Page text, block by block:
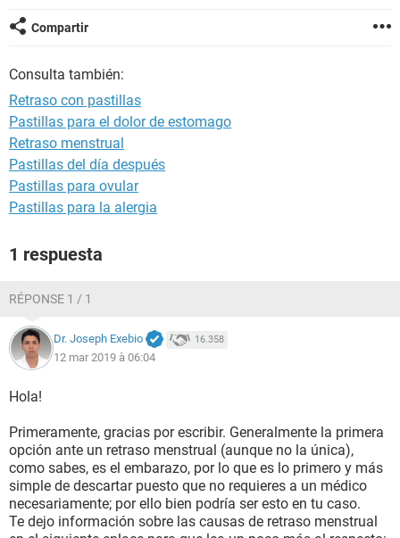
Compartir
Consulta también:
Retraso con pastillas
Pastillas para el dolor de estomago
Retraso menstrual
Pastillas del día después
Pastillas para ovular
Pastillas para la alergia
1 respuesta
RÉPONSE 1 / 1
Dr. Joseph Exebio 16.358
12 mar 2019 à 06:04
Hola!
Primeramente, gracias por escribir. Generalmente la primera
opción ante un retraso menstrual (aunque no la única),
como sabes, es el embarazo, por lo que es lo primero y más
simple de descartar puesto que no requieres a un médico
necesariamente; por ello bien podría ser esto en tu caso.
Te dejo información sobre las causas de retraso menstrual